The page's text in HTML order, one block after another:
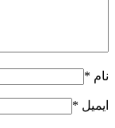
نام *
ایمیل *